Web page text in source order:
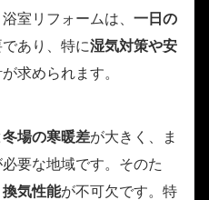
室リフォームは、 一日の
あり、特に湿気対策や安
求められます。
場の寒暖差が大きく、ま
必要な地域です。そのた
気性能が不可欠です。特